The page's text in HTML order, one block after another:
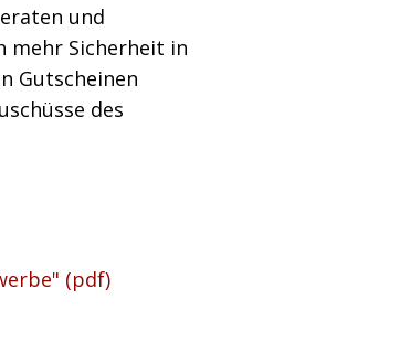
und
mehr Sicherheit in
Gutscheinen
des
(pdf)